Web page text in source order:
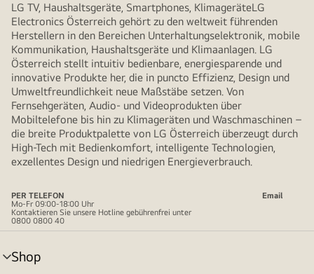
LG TV, Haushaltsgeräte, Smartphones, KlimageräteLG
Electronics Österreich gehört zu den weltweit führenden
Herstellern in den Bereichen Unterhaltungselektronik, mobile
Kommunikation, Haushaltsgeräte und Klimaanlagen. LG
Österreich stellt intuitiv bedienbare, energiesparende und
innovative Produkte her, die in puncto Effizienz, Design und
Umweltfreundlichkeit neue Maßstäbe setzen. Von
Fernsehgeräten, Audio- und Videoprodukten über
Mobiltelefone bis hin zu Klimageräten und Waschmaschinen –
die breite Produktpalette von LG Österreich überzeugt durch
High-Tech mit Bedienkomfort, intelligente Technologien,
exzellentes Design und niedrigen Energieverbrauch.
PER TELEFON
Email
Mo-Fr 09:00-18:00 Uhr
Kontaktieren Sie unsere Hotline gebührenfrei unter
0800 0800 40
Shop
Menü